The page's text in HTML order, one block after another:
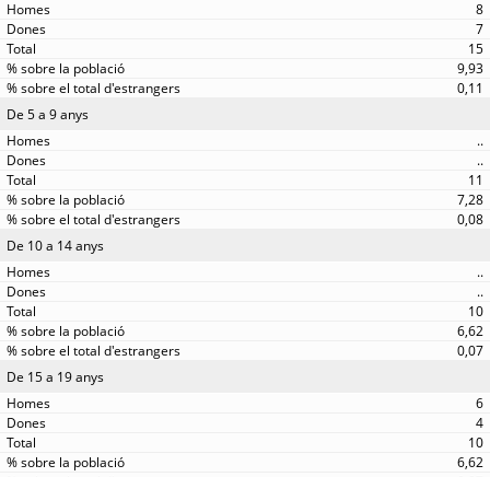
8
7
15
9,93
0,11
De 5 a 9 anys
..
..
11
7,28
0,08
De 10 a 14 anys
..
..
10
6,62
0,07
De 15 a 19 anys
6
4
10
6,62